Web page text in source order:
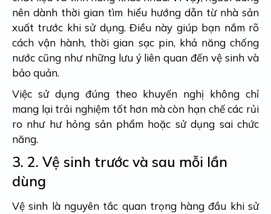
nên dành thời gian tìm hiểu hướng dẫn từ nhà sản
xuất trước khi sử dụng. Điều này giúp bạn nắm rõ
cách vận hành, thời gian sạc pin, khả năng chống
nước cũng như những lưu ý liên quan đến vệ sinh và
bảo quản.
Việc sử dụng đúng theo khuyến nghị không chỉ
mang lại trải nghiệm tốt hơn mà còn hạn chế các rủi
ro như hư hỏng sản phẩm hoặc sử dụng sai chức
năng.
3. 2. Vệ sinh trước và sau mỗi lần
dùng
Vệ sinh là nguyên tắc quan trọng hàng đầu khi sử